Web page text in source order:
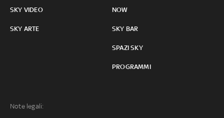
SKY VIDEO
SKY ARTE
NOW
SKY BAR
SPAZI SKY
PROGRAMMI
Note legali: